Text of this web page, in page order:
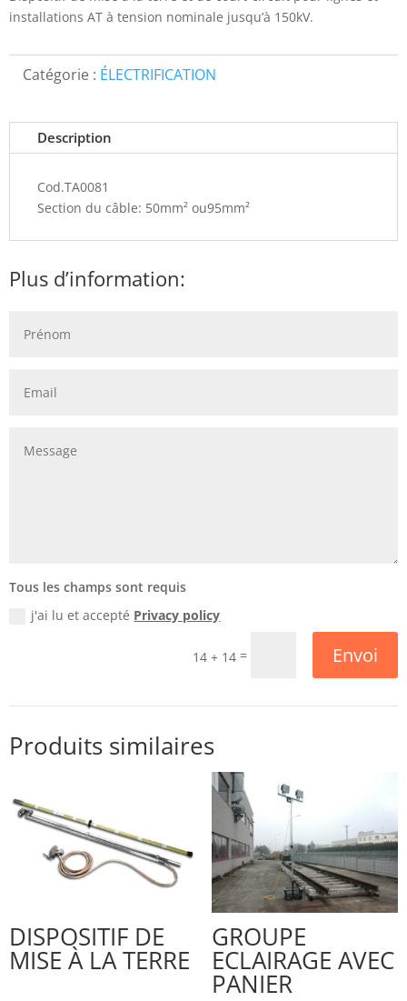
installations AT à tension nominale jusqu’à 150kV.
Catégorie : ÉLECTRIFICATION
Description
Cod.TA0081
Section du câble: 50mm² ou95mm²
Plus d’information:
Tous les champs sont requis
j'ai lu et accepté Privacy policy
14 + 14 = Envoi
Produits similaires
DISPOSITIF DE
MISE À LA TERRE
GROUPE
ECLAIRAGE AVEC
PANIER